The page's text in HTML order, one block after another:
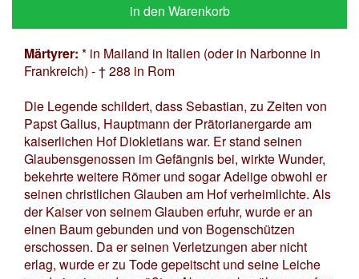
in den Warenkorb
Märtyrer: * in Mailand in Italien (oder in Narbonne in
Frankreich) - † 288 in Rom
Die Legende schildert, dass Sebastian, zu Zeiten von
Papst Galius, Hauptmann der Prätorianergarde am
kaiserlichen Hof Diokletians war. Er stand seinen
Glaubensgenossen im Gefängnis bei, wirkte Wunder,
bekehrte weitere Römer und sogar Adelige obwohl er
seinen christlichen Glauben am Hof verheimlichte. Als
der Kaiser von seinem Glauben erfuhr, wurde er an
einen Baum gebunden und von Bogenschützen
erschossen. Da er seinen Verletzungen aber nicht
erlag, wurde er zu Tode gepeitscht und seine Leiche